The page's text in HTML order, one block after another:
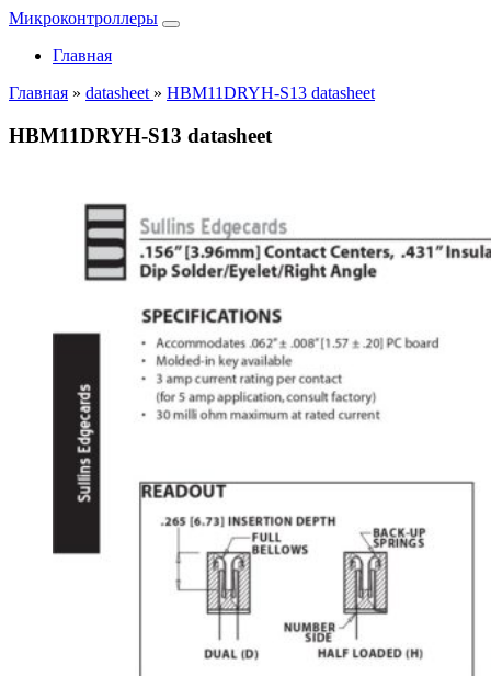
Микроконтроллеры
Главная
Главная » datasheet » HBM11DRYH-S13 datasheet
HBM11DRYH-S13 datasheet